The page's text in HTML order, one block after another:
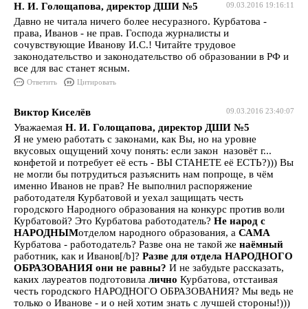
09.03.2016 19:16:11
Н. И. Голощапова, директор ДШИ №5
Давно не читала ничего более несуразного. Курбатова -
права, Иванов - не прав. Господа журналисты и
сочувствующие Иванову И.С.! Читайте трудовое
законодательство и законодательство об образовании в РФ и
все для вас станет ясным.
Ответить Цитировать
09.03.2016 23:40:07
Виктор Киселёв
Уважаемая Н. И. Голощапова, директор ДШИ №5
Я не умею работать с законами, как Вы, но на уровне
вкусовых ощущений хочу понять: если закон назовёт г...
конфетой и потребует её есть - ВЫ СТАНЕТЕ её ЕСТЬ?))) Вы
не могли бы потрудиться разъяснить нам попроще, в чём
именно Иванов не прав? Не выполнил распоряжение
работодателя Курбатовой и уехал защищать честь
городского Народного образования на конкурс против воли
Курбатовой? Это Курбатова работодатель? Не народ с
НАРОДНЫМотделом народного образования, а САМА
Курбатова - работодатель? Разве она не такой же наёмный
работник, как и Иванов[/b]? Разве для отдела НАРОДНОГО
ОБРАЗОВАНИЯ они не равны? И не забудьте рассказать,
каких лауреатов подготовила лично Курбатова, отстаивая
честь городского НАРОДНОГО ОБРАЗОВАНИЯ? Мы ведь не
только о Иванове - и о ней хотим знать с лучшей стороны!)))